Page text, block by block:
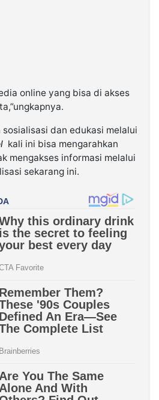
online yang bisa di akses
dan edukasi melalui
kali ini bisa mengarahkan
mengakses informasi melalui
sekarang ini.